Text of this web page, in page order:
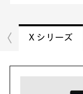
X シリーズ